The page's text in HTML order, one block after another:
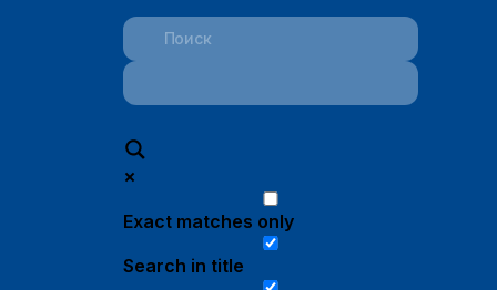
Exact matches only
Search in title